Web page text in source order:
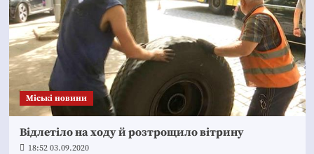
Mіські новини
Відлетіло на ходу й розтрощило вітрину
18:52 03.09.2020